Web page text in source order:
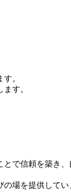
。
す。
で信頼を築き
場を提供してい